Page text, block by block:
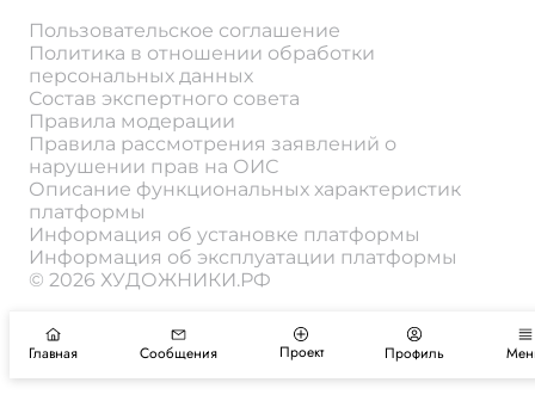
Пользовательское соглашение
Политика в отношении обработки
персональных данных
Состав экспертного совета
Правила модерации
Правила рассмотрения заявлений о
нарушении прав на ОИС
Описание функциональных характеристик
платформы
Информация об установке платформы
Информация об эксплуатации платформы
© 2026 ХУДОЖНИКИ.РФ
Главная Сообщения Проект Профиль